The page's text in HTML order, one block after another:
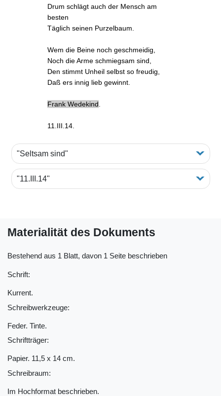
Drum schlägt auch der Mensch am
besten
Täglich seinen Purzelbaum.
Wem die Beine noch geschmeidig,
Noch die Arme schmiegsam sind,
Den stimmt Unheil selbst so freudig,
Daß ers innig lieb gewinnt.
Frank Wedekind
11.III.14
"Seltsam sind"
"11.III.14"
Materialität des Dokuments
Bestehend aus 1 Blatt, davon 1 Seite beschrieben
Schrift:
Kurrent.
Schreibwerkzeuge:
Feder. Tinte.
Schriftträger:
Papier. 11,5 x 14 cm.
Schreibraum:
Im Hochformat beschrieben.